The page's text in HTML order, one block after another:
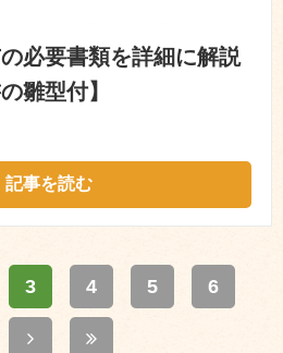
必要書類を詳細に解説
雛型付】
記事を読む
3 4 5 6